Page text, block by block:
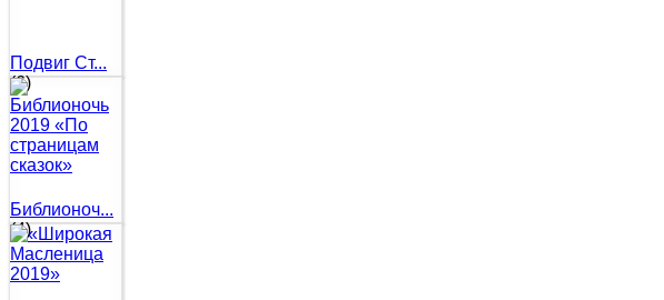
Подвиг Ст...
(6)
Библионоч...
(4)